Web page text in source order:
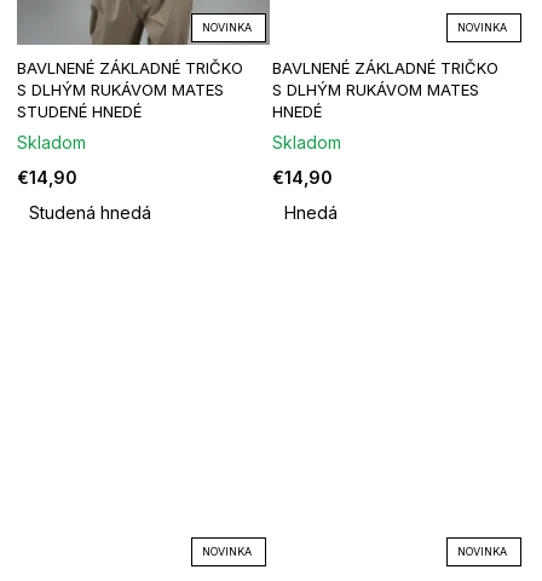
NOVINKA
BAVLNENÉ ZÁKLADNÉ TRIČKO
S DLHÝM RUKÁVOM MATES
STUDENÉ HNEDÉ
Skladom
€14,90
Studená hnedá
NOVINKA
BAVLNENÉ ZÁKLADNÉ TRIČKO
S DLHÝM RUKÁVOM MATES
HNEDÉ
Skladom
€14,90
Hnedá
NOVINKA NOVINKA